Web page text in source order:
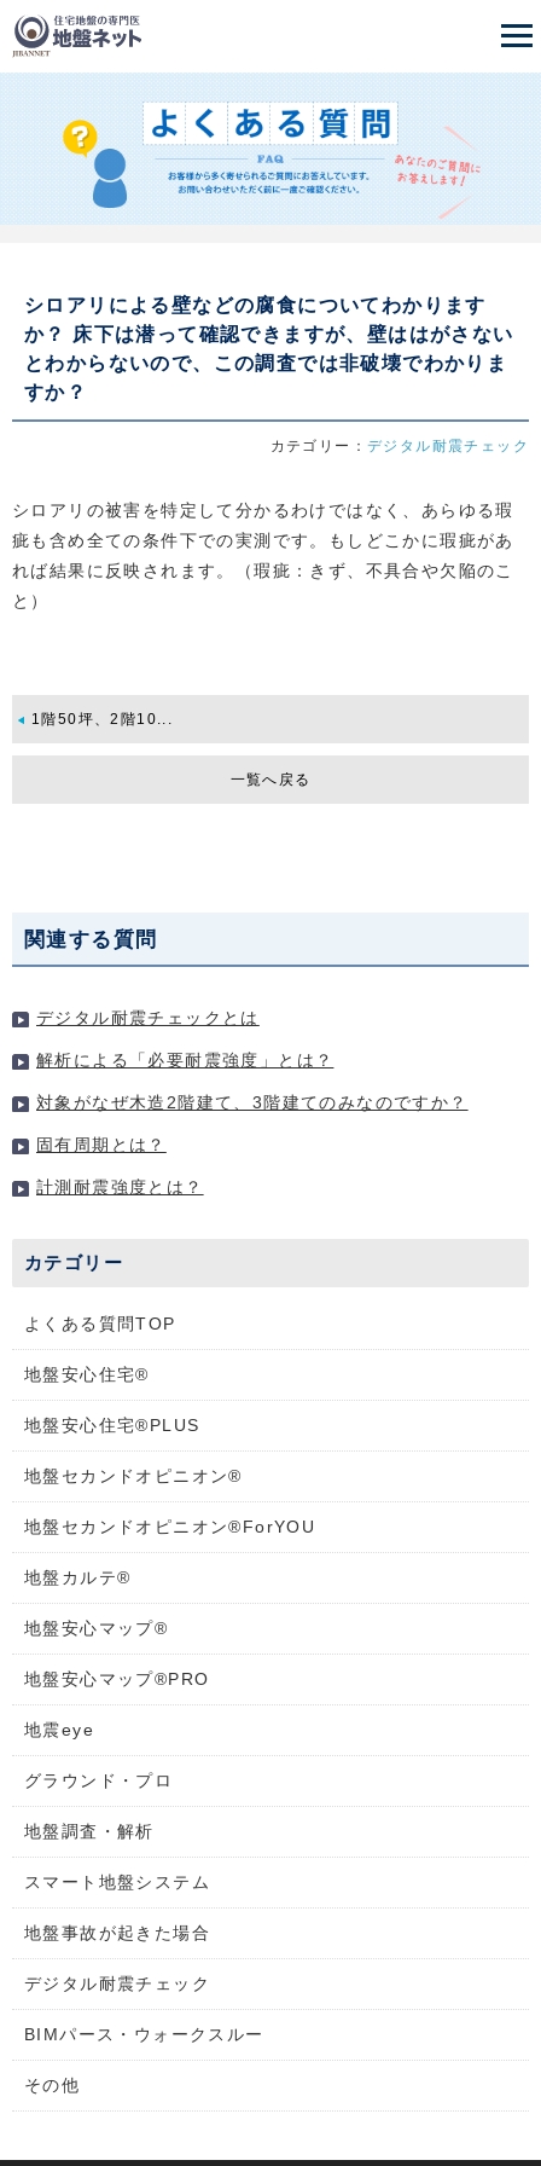
シロアリによる壁などの腐食についてわかります
か？ 床下は潜って確認できますが、壁ははがさない
とわからないので、この調査では非破壊でわかりま
すか？
カテゴリー： デジタル耐震チェック
シロアリの被害を特定して分かるわけではなく、あらゆる瑕
疵も含め全ての条件下での実測です。もしどこかに瑕疵があ
れば結果に反映されます。（瑕疵：きず、不具合や欠陥のこ
と）
1階50坪、2階10...
一覧へ戻る
関連する質問
デジタル耐震チェックとは
解析による「必要耐震強度」とは？
対象がなぜ木造2階建て、3階建てのみなのですか？
固有周期とは？
計測耐震強度とは？
カテゴリー
よくある質問TOP
地盤安心住宅®
地盤安心住宅®PLUS
地盤セカンドオピニオン®
地盤セカンドオピニオン®ForYOU
地盤カルテ®
地盤安心マップ®
地盤安心マップ®PRO
地震eye
グラウンド・プロ
地盤調査・解析
スマート地盤システム
地盤事故が起きた場合
デジタル耐震チェック
BIMパース・ウォークスルー
その他